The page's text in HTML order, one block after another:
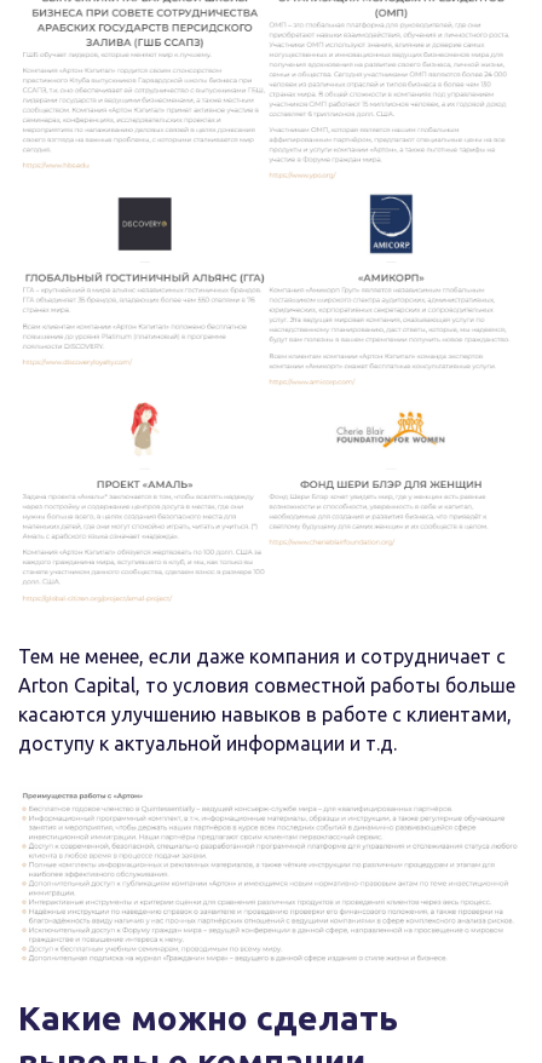
Тем не менее, если даже компания и сотрудничает с
Arton Capital, то условия совместной работы больше
касаются улучшению навыков в работе с клиентами,
доступу к актуальной информации и т.д.
Какие можно сделать